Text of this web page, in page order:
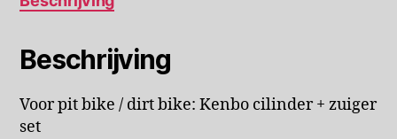
Beschrijving
Voor pit bike / dirt bike: Kenbo cilinder + zuiger
set